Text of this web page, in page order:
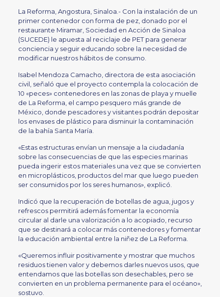
La Reforma, Angostura, Sinaloa.- Con la instalación de un
primer contenedor con forma de pez, donado por el
restaurante Miramar, Sociedad en Acción de Sinaloa
(SUCEDE) le apuesta al reciclaje de PET para generar
conciencia y seguir educando sobre la necesidad de
modificar nuestros hábitos de consumo.
Isabel Mendoza Camacho, directora de esta asociación
civil, señaló que el proyecto contempla la colocación de
10 «peces» contenedores en las zonas de playa y muelle
de La Reforma, el campo pesquero más grande de
México, donde pescadores y visitantes podrán depositar
los envases de plástico para disminuir la contaminación
de la bahía Santa María.
«Estas estructuras envían un mensaje a la ciudadanía
sobre las consecuencias de que las especies marinas
pueda ingerir estos materiales una vez que se convierten
en microplásticos, productos del mar que luego pueden
ser consumidos por los seres humanos», explicó.
Indicó que la recuperación de botellas de agua, jugos y
refrescos permitirá además fomentar la economía
circular al darle una valorización a lo acopiado, recurso
que se destinará a colocar más contenedores y fomentar
la educación ambiental entre la niñez de La Reforma.
«Queremos influir positivamente y mostrar que muchos
residuos tienen valor y debemos darles nuevos usos, que
entendamos que las botellas son desechables, pero se
convierten en un problema permanente para el océano»,
sostuvo.